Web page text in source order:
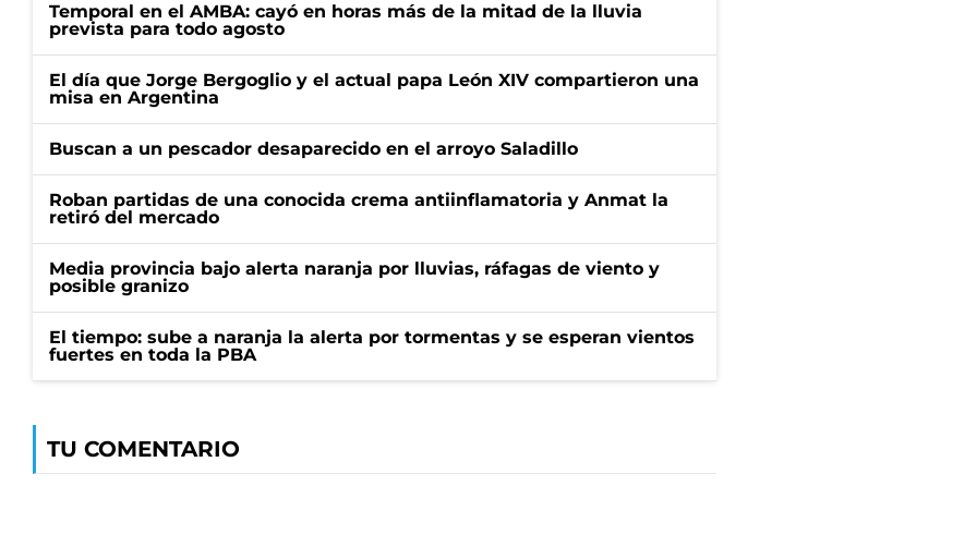
Temporal en el AMBA: cayó en horas más de la mitad de la lluvia
prevista para todo agosto
El día que Jorge Bergoglio y el actual papa León XIV compartieron una
misa en Argentina
Buscan a un pescador desaparecido en el arroyo Saladillo
Roban partidas de una conocida crema antiinflamatoria y Anmat la
retiró del mercado
Media provincia bajo alerta naranja por lluvias, ráfagas de viento y
posible granizo
El tiempo: sube a naranja la alerta por tormentas y se esperan vientos
fuertes en toda la PBA
TU COMENTARIO